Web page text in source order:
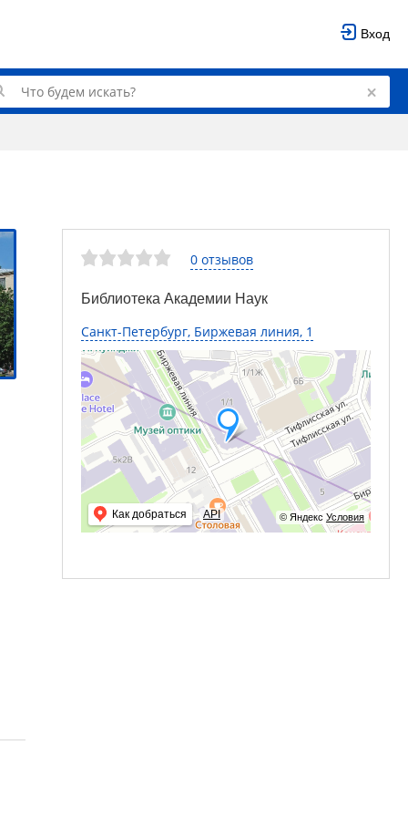
Вход
0 отзывов
Библиотека Академии Наук
Санкт-Петербург, Биржевая линия, 1
© Яндекс Условия
Как добраться API